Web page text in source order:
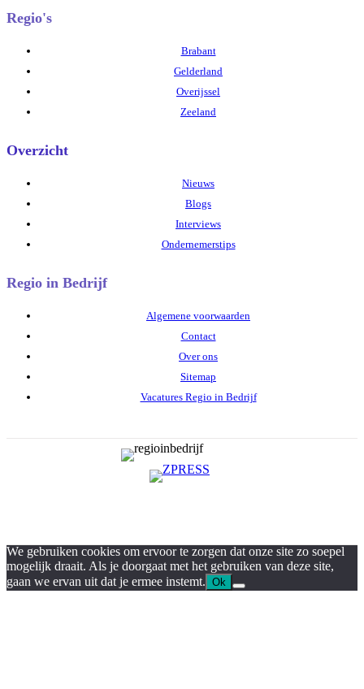
Regio's
Brabant
Gelderland
Overijssel
Zeeland
Overzicht
Nieuws
Blogs
Interviews
Ondernemerstips
Regio in Bedrijf
Algemene voorwaarden
Contact
Over ons
Sitemap
Vacatures Regio in Bedrijf
We gebruiken cookies om ervoor te zorgen dat onze site zo soepel
mogelijk draait. Als je doorgaat met het gebruiken van deze site,
gaan we ervan uit dat je ermee instemt. Ok